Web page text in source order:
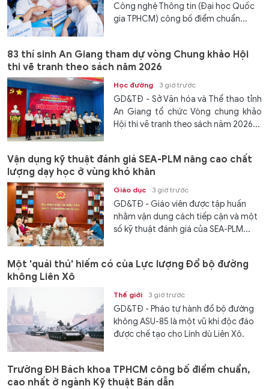
Công nghệ Thông tin (Đại học Quốc
gia TPHCM) công bố điểm chuẩn...
83 thí sinh An Giang tham dự vòng Chung khảo Hội
thi vẽ tranh theo sách năm 2026
Học đường 3 giờ trước
GD&TĐ - Sở Văn hóa và Thể thao tỉnh
An Giang tổ chức Vòng chung khảo
Hội thi vẽ tranh theo sách năm 2026...
Vận dụng kỹ thuật đánh giá SEA-PLM nâng cao chất
lượng dạy học ở vùng khó khăn
Giáo dục 3 giờ trước
GD&TĐ - Giáo viên được tập huấn
nhằm vận dụng cách tiếp cận và một
số kỹ thuật đánh giá của SEA-PLM...
Một 'quái thú' hiếm có của Lực lượng Đổ bộ đường
không Liên Xô
Thế giới 3 giờ trước
GD&TĐ - Pháo tự hành đổ bộ đường
không ASU-85 là một vũ khí độc đáo
được chế tạo cho Lính dù Liên Xô.
Trường ĐH Bách khoa TPHCM công bố điểm chuẩn,
cao nhất ở ngành Kỹ thuật Bán dẫn